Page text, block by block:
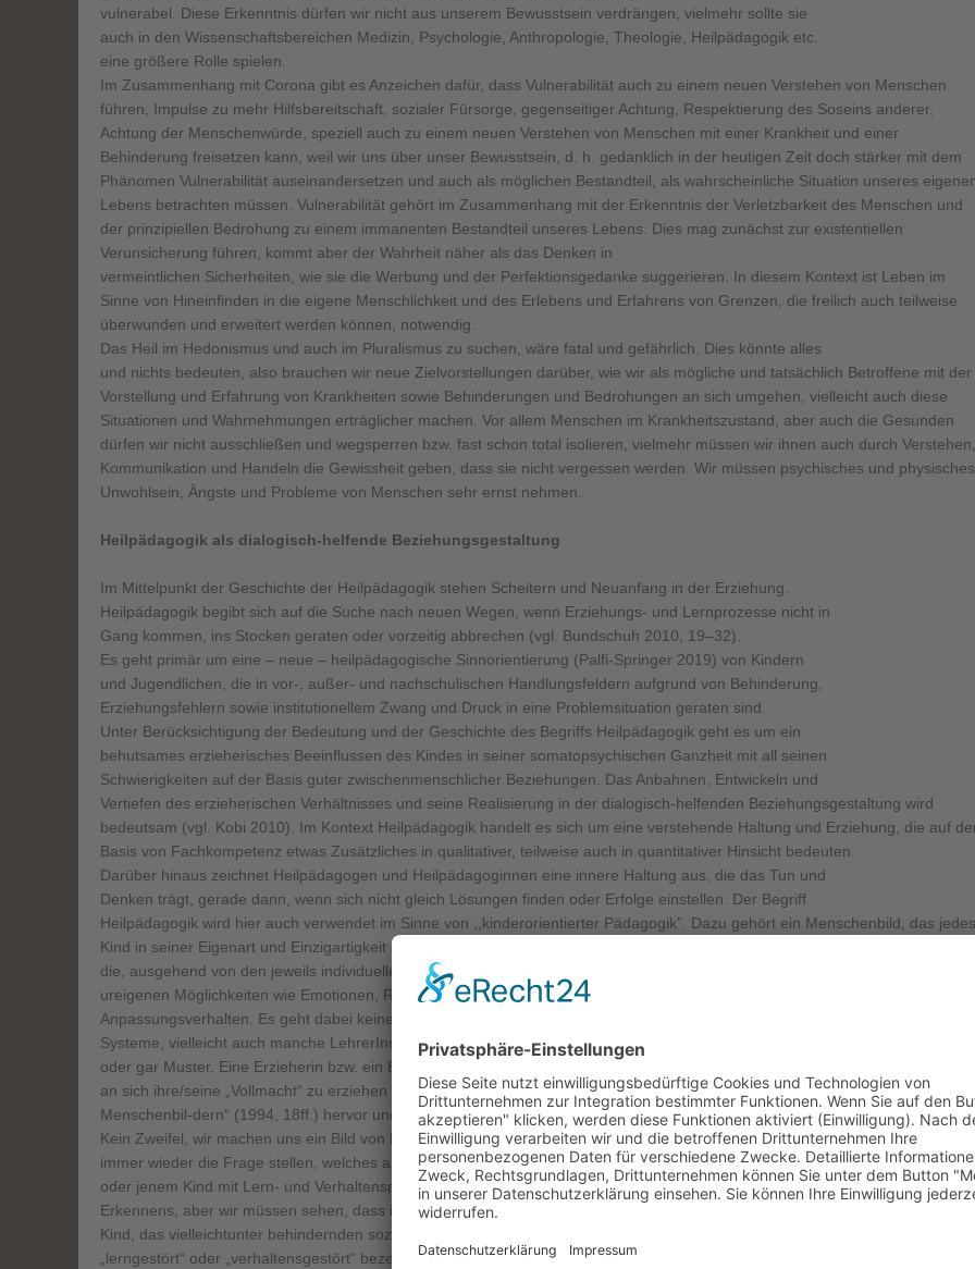
vulnerabel. Diese Erkenntnis dürfen wir nicht aus unserem Bewusstsein verdrängen, vielmehr sollte sie
auch in den Wissenschaftsbereichen Medizin, Psychologie, Anthropologie, Theologie, Heilpädagogik etc.
eine größere Rolle spielen.
Im Zusammenhang mit Corona gibt es Anzeichen dafür, dass Vulnerabilität auch zu einem neuen Verstehen von Menschen
führen, Impulse zu mehr Hilfsbereitschaft, sozialer Fürsorge, gegenseitiger Achtung, Respektierung des Soseins anderer,
Achtung der Menschenwürde, speziell auch zu einem neuen Verstehen von Menschen mit einer Krankheit und einer
Behinderung freisetzen kann, weil wir uns über unser Bewusstsein, d. h. gedanklich in der heutigen Zeit doch stärker mit dem
Phänomen Vulnerabilität auseinandersetzen und auch als möglichen Bestandteil, als wahrscheinliche Situation unseres
Lebens betrachten müssen. Vulnerabilität gehört im Zusammenhang mit der Erkenntnis der Verletzbarkeit des Menschen und
der prinzipiellen Bedrohung zu einem immanenten Bestandteil unseres Lebens. Dies mag zunächst zur existentiellen
Verunsicherung führen, kommt aber der Wahrheit näher als das Denken in
vermeintlichen Sicherheiten, wie sie die Werbung und der Perfektionsgedanke suggerieren. In diesem Kontext ist Leben im
Sinne von Hineinfinden in die eigene Menschlichkeit und des Erlebens und Erfahrens von Grenzen, die freilich auch teilweise
überwunden und erweitert werden können, notwendig.
Das Heil im Hedonismus und auch im Pluralismus zu suchen, wäre fatal und gefährlich. Dies könnte alles
und nichts bedeuten, also brauchen wir neue Zielvorstellungen darüber, wie wir als mögliche und tatsächlich Betroffene mit der
Vorstellung und Erfahrung von Krankheiten sowie Behinderungen und Bedrohungen an sich umgehen, vielleicht auch diese
Situationen und Wahrnehmungen erträglicher machen. Vor allem Menschen im Krankheitszustand, aber auch die Gesunden
dürfen wir nicht ausschließen und wegsperren bzw. fast schon total isolieren, vielmehr müssen wir ihnen auch durch Verstehen,
Kommunikation und Handeln die Gewissheit geben, dass sie nicht vergessen werden. Wir müssen psychisches und physisches
Unwohlsein, Ängste und Probleme von Menschen sehr ernst nehmen.
Heilpädagogik als dialogisch-helfende Beziehungsgestaltung
Im Mittelpunkt der Geschichte der Heilpädagogik stehen Scheitern und Neuanfang in der Erziehung.
Heilpädagogik begibt sich auf die Suche nach neuen Wegen, wenn Erziehungs- und Lernprozesse nicht in
Gang kommen, ins Stocken geraten oder vorzeitig abbrechen (vgl. Bundschuh 2010, 19–32).
Es geht primär um eine – neue – heilpädagogische Sinnorientierung (Palfi-Springer 2019) von Kindern
und Jugendlichen, die in vor-, außer- und nachschulischen Handlungsfeldern aufgrund von Behinderung,
Erziehungsfehlern sowie institutionellem Zwang und Druck in eine Problemsituation geraten sind.
Unter Berücksichtigung der Bedeutung und der Geschichte des Begriffs Heilpädagogik geht es um ein
behutsames erzieherisches Beeinflussen des Kindes in seiner somatopsychischen Ganzheit mit all seinen
Schwierigkeiten auf der Basis guter zwischenmenschlicher Beziehungen. Das Anbahnen, Entwickeln und
Vertiefen des erzieherischen Verhältnisses und seine Realisierung in der dialogisch-helfenden Beziehungsgestaltung wird
bedeutsam (vgl. Kobi 2010). Im Kontext Heilpädagogik handelt es sich um eine verstehende Haltung und Erziehung, die auf
Basis von Fachkompetenz etwas Zusätzliches in qualitativer, teilweise auch in quantitativer Hinsicht bedeuten.
Darüber hinaus zeichnet Heilpädagogen und Heilpädagoginnen eine innere Haltung aus, die das Tun und
Denken trägt, gerade dann, wenn sich nicht gleich Lösungen finden oder Erfolge einstellen. Der Begriff
Heilpädagogik wird hier auch verwendet im Sinne von ,,kinderorientierter Pädagogik”. Dazu gehört ein Menschenbild, das jedes
Kind in seiner Eigenart und Einzigartigkeit akzeptiert, achtet und ernst nimmt, eine pädagogisch-philosophische Orientierung,
die, ausgehend von den jeweils individuellen Möglichkeiten sowie konkreten Lebensbedingungen des Kindes, vor allem auch
ureigenen Möglichkeiten wie Emotionen, Ressourcen, Kompetenzen unterstützt sowie fördert und nicht – nur –
Anpassungsverhalten. Es geht dabei keinesfalls um die Erziehung nach einem Menschenbild, wie es z. B. Religionen,
Systeme, vielleicht auch manche LehrerInnen an Gymnasien vermitteln. Es gibt für die Einzigartigkeit eines Kindes kein Vorbild
oder gar Muster. Eine Erzieherin bzw. ein Erzieher, die/der ein Kind nach einem bestimmten Menschenbild erzieht, missbraucht
an sich ihre/seine „Vollmacht“ zu erziehen (vgl. Möckel 2019, 101). Urs Haeberlin hebt die „Gefahren von nicht-bewussten
Menschenbil-dern“ (1994, 18ff.) hervor und skizziert diese anhand von Beispielen im Kontext „Alltagstheorien“.
Kein Zweifel, wir machen uns ein Bild von Menschen und von Menschengruppen, aber wir müssen uns
immer wieder die Frage stellen, welches allgemeine Menschenbild habe ich und welches Bild von diesem
oder jenem Kind mit Lern- und Verhaltensproblemen. Ein Menschenbild bildet auch die Grundlage unseres Tuns und
Erkennens, aber wir müssen sehen, dass im Alltag ein Bild von einem Kind mit einer Behinderung, einer Lernproblematik, ein
Kind, das vielleichtunter behindernden sozialen und materialen Bedingungen aufgewachsen ist und von seinen LehrerInnen als
„lerngestört“ oder „verhaltensgestört“ bezeichnet wird, viele Aspekte von Vorurteilen aufweisen kann.